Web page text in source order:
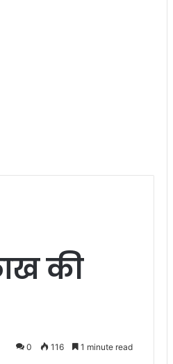
की
0 116 1 minute read